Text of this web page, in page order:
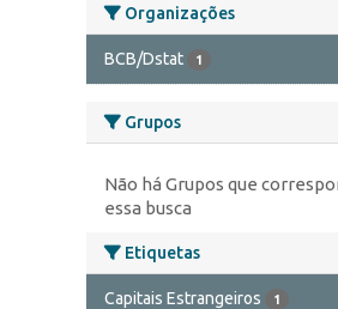
Organizações
BCB/Dstat 1
Grupos
Não há Grupos que
essa busca
Etiquetas
Capitais Estrangeiros 1